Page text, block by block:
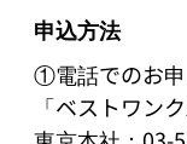
申込方法
①電話でのお
「ベストワン